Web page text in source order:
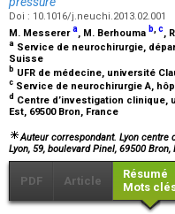
Doi : 10.1016/j.neuchi.2013.02.001
M. Messerera, M. Berhouma b,c,
a Service de neurochirurgie,
Suisse
b UFR de médecine, université
c Service de neurochirurgie A,
d Centre d’investigation clinique,
Est, 69500 Bron, France
Auteur correspondant. Lyon centre
Lyon, 59, boulevard Pinel, 69500 Bron,
PDF Article
Résumé
Mots